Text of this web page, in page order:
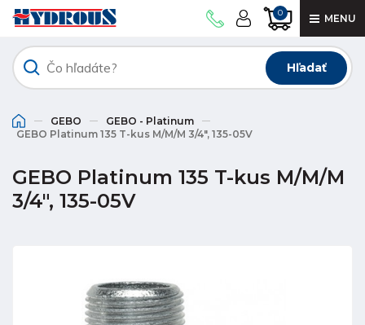
0 MENU
Hľadať
GEBO
GEBO - Platinum
GEBO Platinum 135 T-kus M/M/M 3/4", 135-05V
GEBO Platinum 135 T-kus M/M/M
3/4", 135-05V